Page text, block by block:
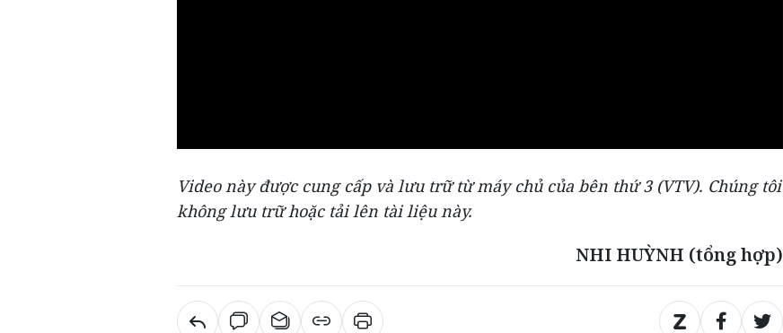
Video này được cung cấp và lưu trữ từ máy chủ của bên thứ 3 (VTV). Chúng tôi
không lưu trữ hoặc tải lên tài liệu này.
NHI HUỲNH (tổng hợp)